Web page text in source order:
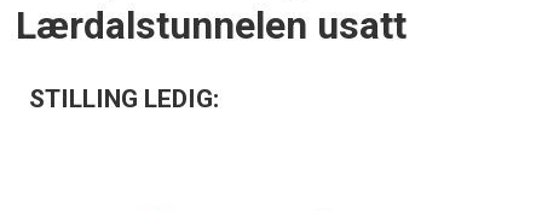
Lærdalstunnelen usatt
STILLING LEDIG: